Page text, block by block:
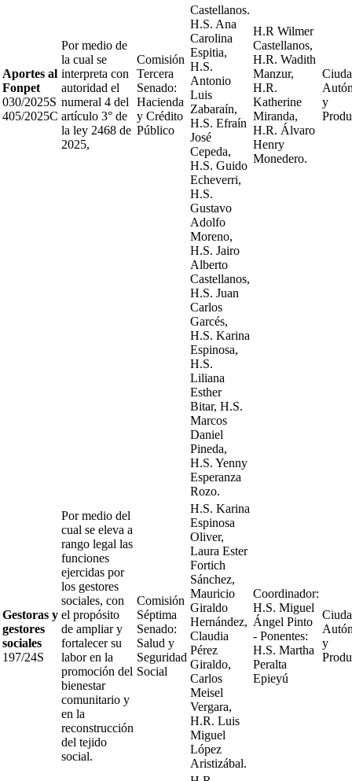
Aportes al
Fonpet
030/2025S
405/2025C
Por medio de
la cual se
interpreta con
autoridad el
numeral 4 del
artículo 3° de
la ley 2468 de
2025,
Comisión
Tercera
Senado:
Hacienda
y Crédito
Público
Castellanos.
H.S. Ana
Carolina
Espitia,
H.S.
Antonio
Luis
Zabaraín,
H.S. Efraín
José
Cepeda,
H.S. Guido
Echeverri,
H.S.
Gustavo
Adolfo
Moreno,
H.S. Jairo
Alberto
Castellanos,
H.S. Juan
Carlos
Garcés,
H.S. Karina
Espinosa,
H.S.
Liliana
Esther
Bitar, H.S.
Marcos
Daniel
Pineda,
H.S. Yenny
Esperanza
Rozo.
H.R Wilmer
Castellanos,
H.R. Wadith
Manzur,
H.R.
Katherine
Miranda,
H.R. Álvaro
Henry
Monedero.
y
Gestoras y
gestores
sociales
197/24S
Por medio del
cual se eleva a
rango legal las
funciones
ejercidas por
los gestores
sociales, con
el propósito
de ampliar y
fortalecer su
labor en la
promoción del
bienestar
comunitario y
en la
reconstrucción
del tejido
social.
Comisión
Séptima
Senado:
Salud y
Seguridad
Social
H.S. Karina
Espinosa
Oliver,
Laura Ester
Fortich
Sánchez,
Mauricio
Giraldo
Hernández,
Claudia
Pérez
Giraldo,
Carlos
Meisel
Vergara,
H.R. Luis
Miguel
López
Aristizábal.
Coordinador:
H.S. Miguel
Ángel Pinto
- Ponentes:
H.S. Martha
Peralta
Epieyú
y